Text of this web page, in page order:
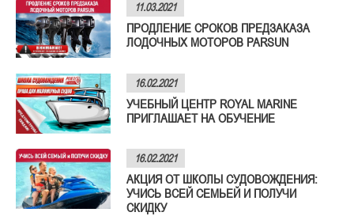
11.03.2021
ПРОДЛЕНИЕ СРОКОВ ПРЕДЗАКАЗА
ЛОДОЧНЫХ МОТОРОВ PARSUN
16.02.2021
УЧЕБНЫЙ ЦЕНТР ROYAL MARINE
ПРИГЛАШАЕТ НА ОБУЧЕНИЕ
16.02.2021
АКЦИЯ ОТ ШКОЛЫ СУДОВОЖДЕНИЯ:
УЧИСЬ ВСЕЙ СЕМЬЕЙ И ПОЛУЧИ
СКИДКУ